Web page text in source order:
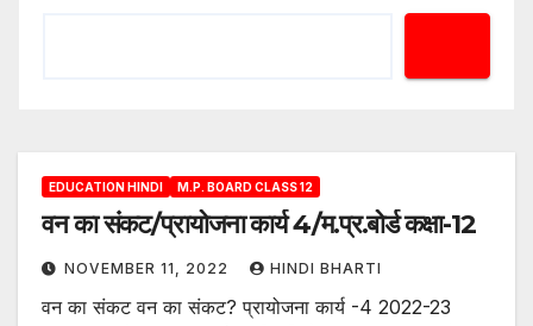
EDUCATION HINDI M.P. BOARD CLASS 12
वन का संकट/प्रायोजना कार्य 4/म.प्र.बोर्ड कक्षा-12
NOVEMBER 11, 2022 HINDI BHARTI
वन का संकट वन का संकट? प्रायोजना कार्य -4 2022-23